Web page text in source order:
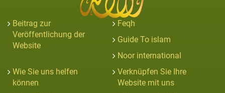
Beitrag zur
Veröffentlichung der
Website
Feqh
Guide To islam
Noor international
Wie Sie uns helfen
können
Verknüpfen Sie Ihre
Website mit uns